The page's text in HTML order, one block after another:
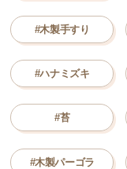
#木製手すり
#ハナミズキ
#苔
#木製パーゴラ